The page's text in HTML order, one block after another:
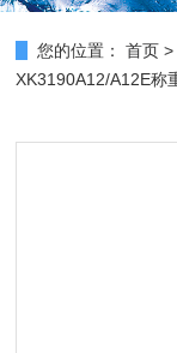
您的位置： 首页 >
XK3190A12/A12E称